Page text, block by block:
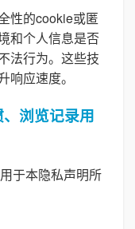
性的cookie或匿
和个人信息是否
法行为。这些技
应速度。
浏览记录用
于本隐私声明所